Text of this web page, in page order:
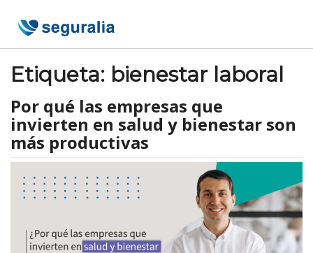
content
Etiqueta: bienestar laboral
Por qué las empresas que
invierten en salud y bienestar son
más productivas